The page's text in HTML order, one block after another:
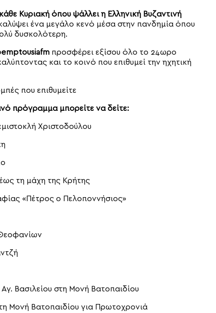
κάθε Κυριακή όπου ψάλλει η Ελληνική Βυζαντινή
ένα μεγάλο κενό μέσα στην πανδημία όπου
δυσκολότερη.
προσφέρει εξίσου όλο το 24ωρο
και το κοινό που επιθυμεί την ηχητική
που επιθυμείτε
πρόγραμμα μπορείτε να δείτε:
Χριστοδούλου
τη μάχη της Κρήτης
«Πέτρος ο Πελοποννήσιος»
Βασιλείου στη Μονή Βατοπαιδίου
Μονή Βατοπαιδίου για Πρωτοχρονιά